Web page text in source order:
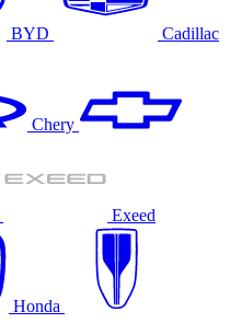
BYD Cadillac
Chery
Exeed
Honda